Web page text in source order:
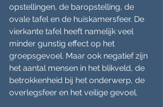
opstellingen, de baropstelling, de
ovale tafel en de huiskamersfeer. De
vierkante tafel heeft namelijk veel
minder gunstig effect op het
groepsgevoel. Maar ook negatief zijn
het aantal mensen in het blikveld, de
betrokkenheid bij het onderwerp, de
overlegsfeer en het veilige gevoel.